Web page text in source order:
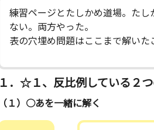
練習ページとたしかめ道場。た
ない。両方やった。
表の穴埋め問題はここまで解いた
１．☆１、反比例している２
（１）○あを一緒に解く